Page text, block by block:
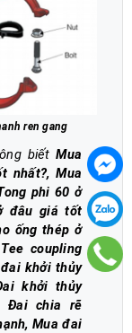
ren gang
biếtMua
nhất?, Mua
phi 60 ở
đâu giá tốt
ống thép ở
coupling
khởi thủy
khởi thủy
Đai chia rẽ
Mua đai